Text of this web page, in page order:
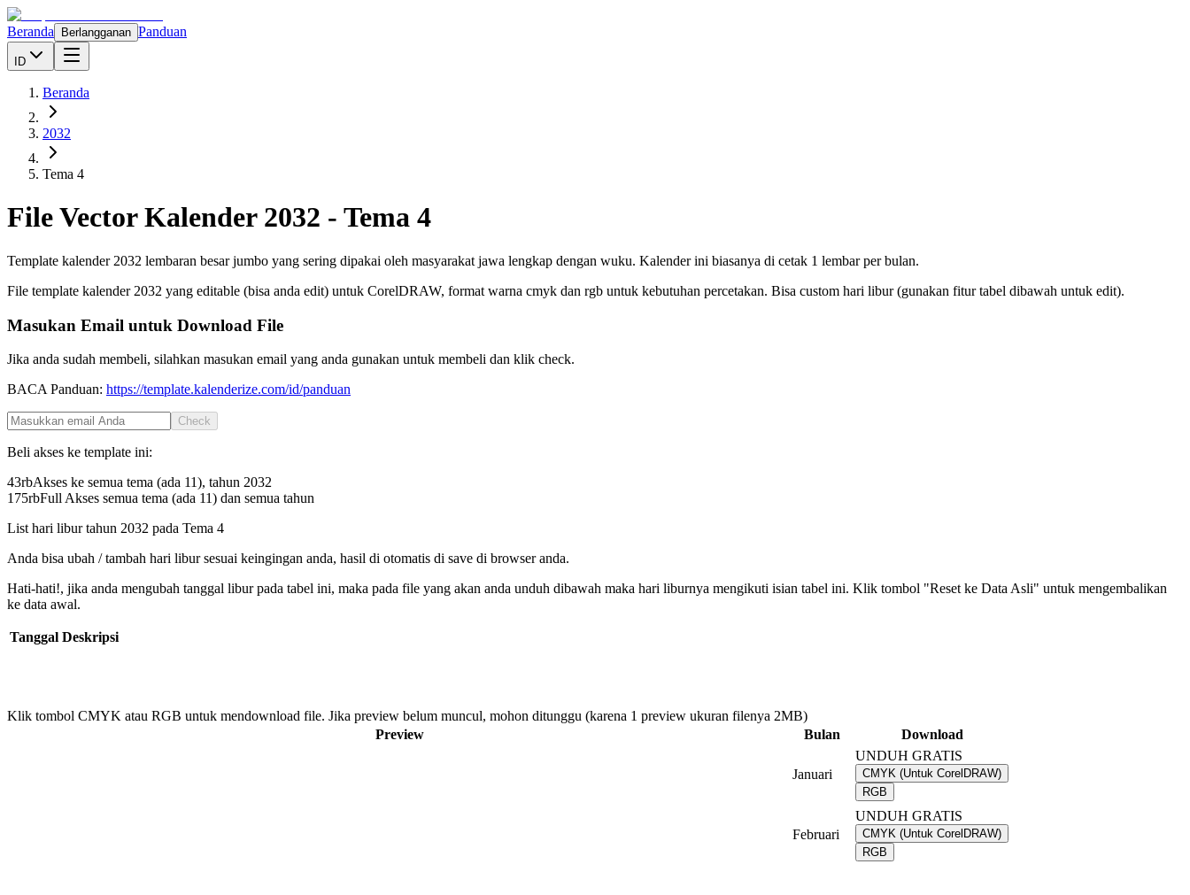
Beranda Berlangganan Panduan
ID
Beranda
2032
Tema 4
File Vector Kalender 2032 - Tema 4
Template kalender 2032 lembaran besar jumbo yang sering dipakai oleh masyarakat jawa lengkap dengan wuku. Kalender ini biasanya di cetak 1 lembar per bulan.
File template kalender 2032 yang editable (bisa anda edit) untuk CorelDRAW, format warna cmyk dan rgb untuk kebutuhan percetakan. Bisa custom hari libur (gunakan fitur tabel dibawah untuk edit).
Masukan Email untuk Download File
Jika anda sudah membeli, silahkan masukan email yang anda gunakan untuk membeli dan klik check.
BACA Panduan: https://template.kalenderize.com/id/panduan
Check
Beli akses ke template ini:
43rbAkses ke semua tema (ada 11), tahun 2032
175rbFull Akses semua tema (ada 11) dan semua tahun
List hari libur tahun 2032 pada Tema 4
Anda bisa ubah / tambah hari libur sesuai keingingan anda, hasil di otomatis di save di browser anda.
Hati-hati!, jika anda mengubah tanggal libur pada tabel ini, maka pada file yang akan anda unduh dibawah maka hari liburnya mengikuti isian tabel ini. Klik tombol "Reset ke Data Asli" untuk mengembalikan
ke data awal.
Tanggal Deskripsi
Klik tombol CMYK atau RGB untuk mendownload file. Jika preview belum muncul, mohon ditunggu (karena 1 preview ukuran filenya 2MB)
Preview
Bulan Download
Januari
UNDUH GRATIS
CMYK (Untuk CorelDRAW)
RGB
Februari
UNDUH GRATIS
CMYK (Untuk CorelDRAW)
RGB